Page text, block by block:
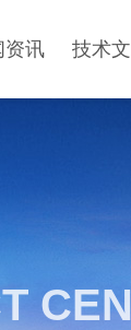
资讯 技术